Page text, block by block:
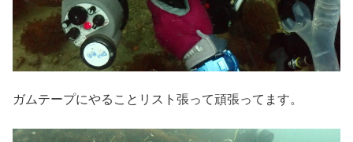
ガムテープにやることリスト張って頑張ってます。